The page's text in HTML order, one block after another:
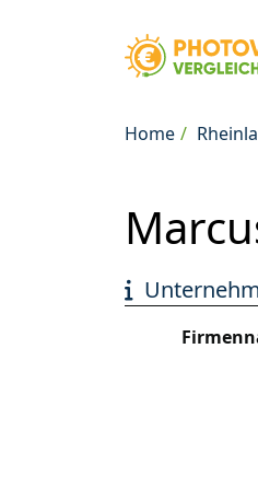
Home